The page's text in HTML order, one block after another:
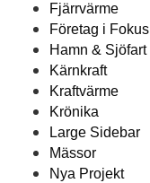
Fjärrvärme
Företag i Fokus
Hamn & Sjöfart
Kärnkraft
Kraftvärme
Krönika
Large Sidebar
Mässor
Nya Projekt